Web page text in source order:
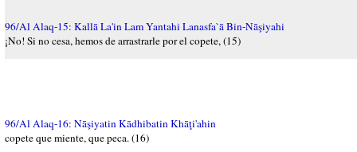
96/Al Alaq-15: Kallā La'in Lam Yantahi Lanasfa`ā Bin-Nāşiyahi
¡No! Si no cesa, hemos de arrastrarle por el copete, (15)
96/Al Alaq-16: Nāşiyatin Kādhibatin Khāţi'ahin
copete que miente, que peca. (16)